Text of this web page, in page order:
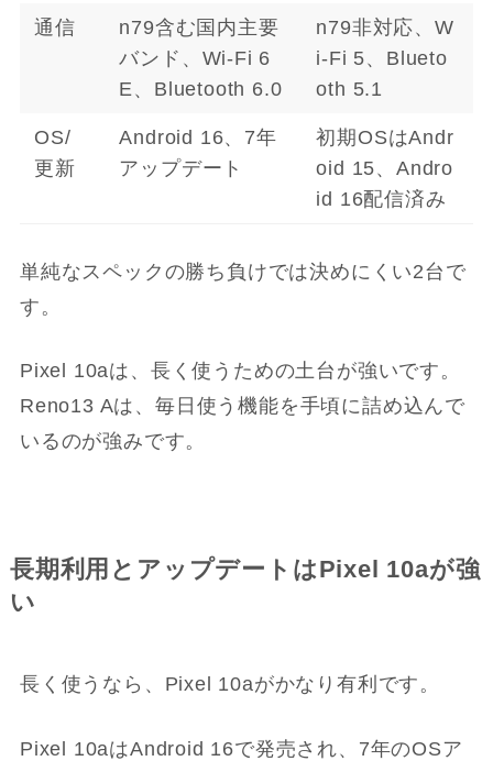
通信
n79含む国内主要
バンド、Wi-Fi 6
E、Bluetooth 6.0
n79非対応、W
i-Fi 5、Blueto
oth 5.1
OS/
更新
Android 16、7年
アップデート
初期OSはAndr
oid 15、Andro
id 16配信済み
単純なスペックの勝ち負けでは決めにくい2台で
す。
Pixel 10aは、長く使うための土台が強いです。
Reno13 Aは、毎日使う機能を手頃に詰め込んで
いるのが強みです。
長期利用とアップデートはPixel 10aが強
い
長く使うなら、Pixel 10aがかなり有利です。
Pixel 10aはAndroid 16で発売され、7年のOSア